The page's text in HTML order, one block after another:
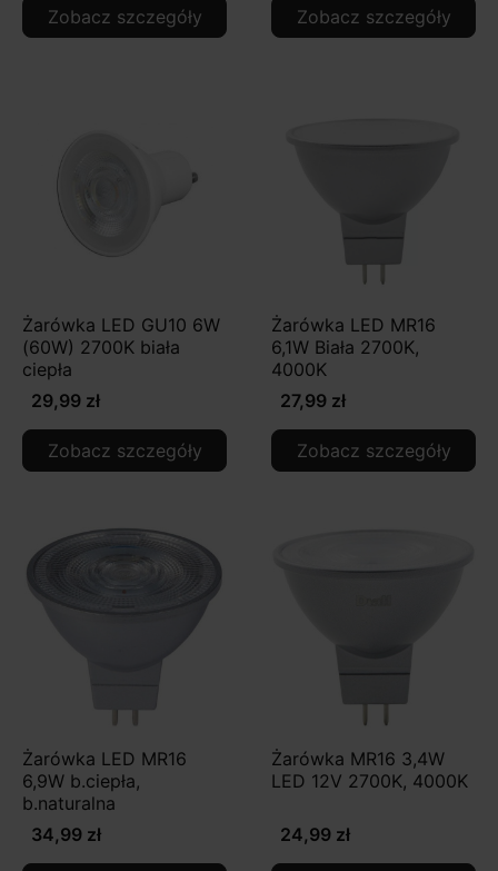
Zobacz szczegóły Zobacz szczegóły
Żarówka LED GU10 6W
(60W) 2700K biała
ciepła
29,99 zł
Zobacz szczegóły
Żarówka LED MR16
6,1W Biała 2700K,
4000K
27,99 zł
Zobacz szczegóły
Żarówka LED MR16
6,9W b.ciepła,
b.naturalna
34,99 zł
Żarówka MR16 3,4W
LED 12V 2700K, 4000K
24,99 zł